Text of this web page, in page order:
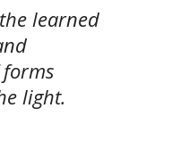
learned
light.